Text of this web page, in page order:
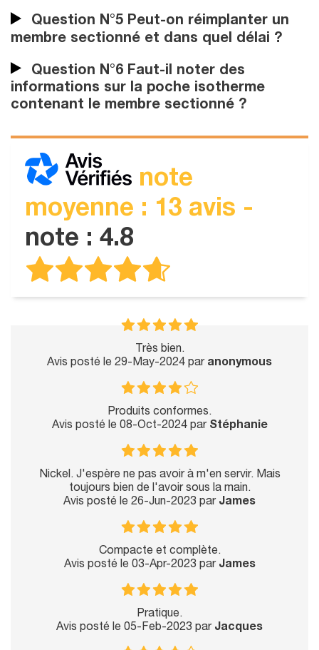
Question N°5 Peut-on réimplanter un
membre sectionné et dans quel délai ?
Question N°6 Faut-il noter des
informations sur la poche isotherme
contenant le membre sectionné ?
note
moyenne : 13 avis -
note : 4.8
Très bien.
Avis posté le 29-May-2024 par anonymous
Produits conformes.
Avis posté le 08-Oct-2024 par Stéphanie
Nickel. J'espère ne pas avoir à m'en servir. Mais
toujours bien de l'avoir sous la main.
Avis posté le 26-Jun-2023 par James
Compacte et complète.
Avis posté le 03-Apr-2023 par James
Pratique.
Avis posté le 05-Feb-2023 par Jacques